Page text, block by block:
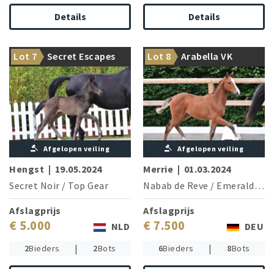
Details Details
Lot 7 Secret Escapes
Movement king from a world-
class family!
Afgelopen veiling
Hengst | 19.05.2024
Secret Noir / Top Gear
Afslagprijs
€ 5.000 NLD
2Bieders | 2Bots
Lot 8 Arabella VK
Daughter of the legendary
Nabab de Reve!
Afgelopen veiling
Merrie | 01.03.2024
Nabab de Reve / Emerald van het Ruytershof
Afslagprijs
€ 7.500 DEU
6Bieders | 8Bots